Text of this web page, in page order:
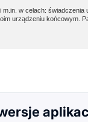
w celach:
urządzeniu końcowym.